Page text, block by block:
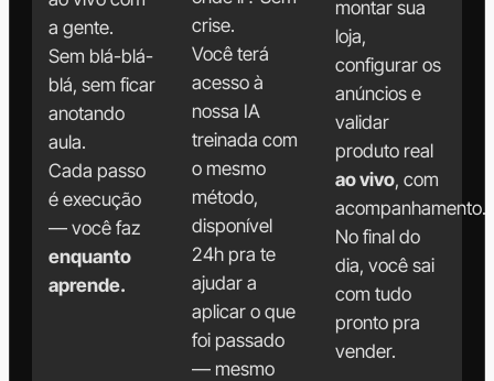
a gente.
Sem blá-blá-
blá, sem ficar
anotando
aula.
Cada passo
é execução
— você faz
enquanto
aprende.
crise.
Você terá
acesso à
nossa IA
treinada com
o mesmo
método,
disponível
24h pra te
ajudar a
aplicar o que
foi passado
— mesmo
montar sua
loja,
configurar os
anúncios e
validar
produto real
ao vivo, com
acompanhamento.
No final do
dia, você sai
com tudo
pronto pra
vender.